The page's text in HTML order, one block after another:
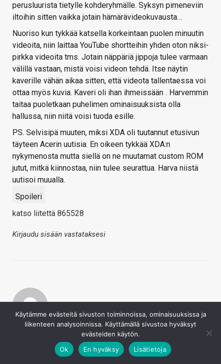
perusluurista tietylle kohderyhmälle. Syksyn pimeneviin
iltoihin sitten vaikka jotain hämärävideokuvausta…
Nuoriso kun tykkää katsella korkeintaan puolen minuutin
videoita, niin laittaa YouTube shortteihin yhden oton niksi-
pirkka videoita tms. Jotain näppäriä jippoja tulee varmaan
välillä vastaan, mistä voisi videon tehdä. Itse näytin
kaverille vähän aikaa sitten, että videota tallentaessa voi
ottaa myös kuvia. Kaveri oli ihan ihmeissään . Harvemmin
taitaa puoletkaan puhelimen ominaisuuksista olla
hallussa, niin niitä voisi tuoda esille.
PS. Selvisipä muuten, miksi XDA oli tuutannut etusivun
täyteen Acerin uutisia. En oikeen tykkää XDA:n
nykymenosta mutta siellä on ne muutamat custom ROM
jutut, mitkä kiinnostaa, niin tulee seurattua. Harva niistä
uutisoi muualla.
Spoileri
katso liitettä 865528
Kirjaudu sisään vastataksesi
Lassivv
Täysin samoilla linjoilla että nuo behind the scenes -jutut
olleet todella mielenkiintoista kuunneltavaa, heti siitä
Käytämme evästeitä sivuston toiminnoissa, ominaisuuksissa ja
liikenteen analysoinnissa. Käyttämällä sivustoa hyväksyt
evästeiden käytön.
Ok
En hyväksy Lisätietoja